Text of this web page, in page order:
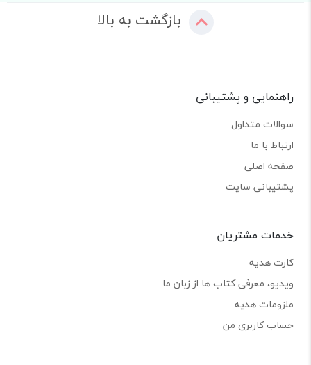
بازگشت به بالا
راهنمایی و پشتیبانی
سوالات متداول
ارتباط با ما
صفحه اصلی
پشتیبانی سایت
خدمات مشتریان
کارت هدیه
ویدیو، معرفی کتاب ها از زبان ما
ملزومات هدیه
حساب کاربری من